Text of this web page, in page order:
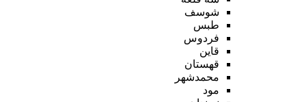
شوسف
طبس
فردوس
قاین
قهستان
محمدشهر
مود